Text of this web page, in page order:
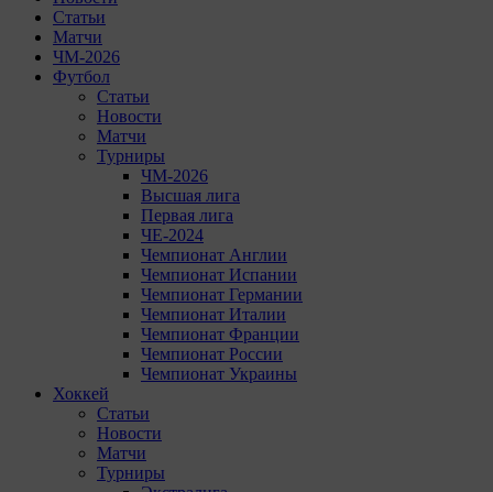
Статьи
Матчи
ЧМ-2026
Футбол
Статьи
Новости
Матчи
Турниры
ЧМ-2026
Высшая лига
Первая лига
ЧЕ-2024
Чемпионат Англии
Чемпионат Испании
Чемпионат Германии
Чемпионат Италии
Чемпионат Франции
Чемпионат России
Чемпионат Украины
Хоккей
Статьи
Новости
Матчи
Турниры